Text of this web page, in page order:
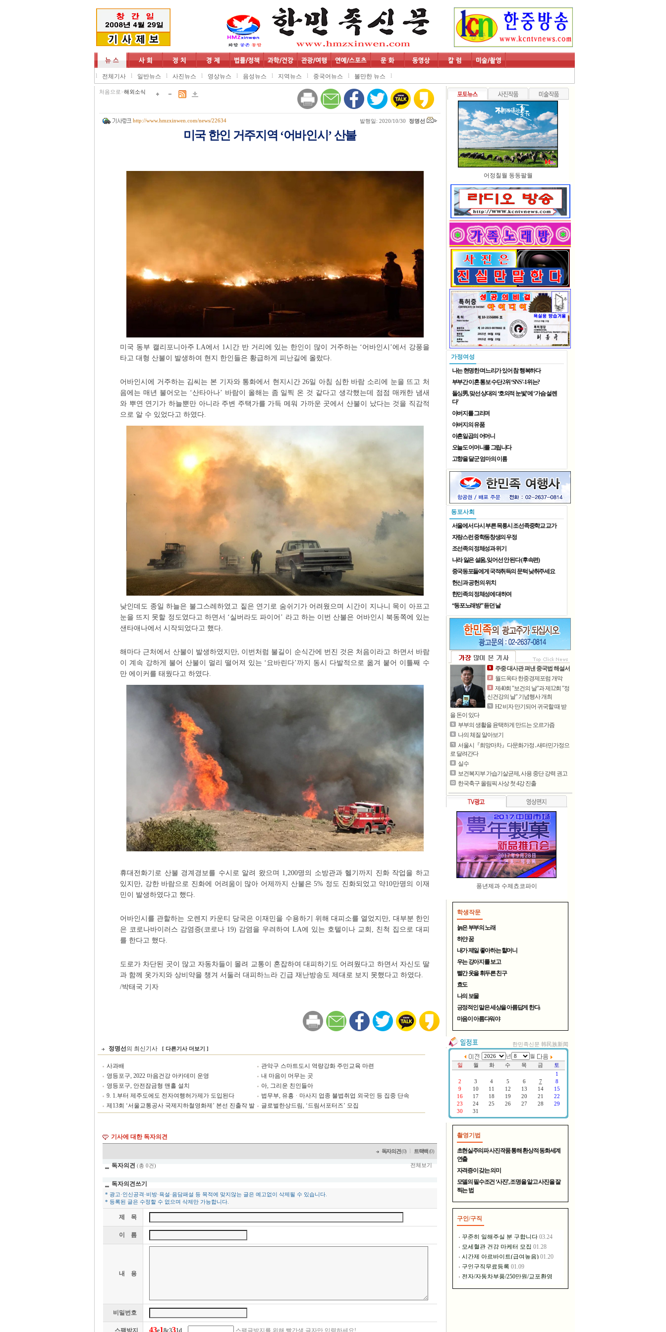
l 전체기사 l 일반뉴스 l 사진뉴스 l 영상뉴스 l 음성뉴스 l 지역뉴스 l 중국어뉴스 l 볼만한 뉴스 l
처음으로 >해외소식
http://www.hmzxinwen.com/news/22634 발행일: 2020/10/30 정명선
미국 한인 거주지역 ‘어바인시’ 산불
미국 동부 캘리포니아주 LA에서 1시간 반 거리에 있는 한인이 많이 거주하는 ‘어바인시’에서 강풍을
타고 대형 산불이 발생하여 현지 한인들은 황급하게 피난길에 올랐다.
어바인시에 거주하는 김씨는 본 기자와 통화에서 현지시간 26일 아침 심한 바람 소리에 눈을 뜨고 처
음에는 매년 불어오는 ‘산타아나’ 바람이 올해는 좀 일찍 온 것 같다고 생각했는데 점점 매캐한 냄새
와 뿌연 연기가 하늘뿐만 아니라 주변 주택가를 가득 메워 가까운 곳에서 산불이 났다는 것을 직감적
으로 알 수 있었다고 하였다.
낮인데도 종일 하늘은 불그스레하였고 짙은 연기로 숨쉬기가 어려웠으며 시간이 지나니 목이 아프고
눈을 뜨지 못할 정도였다고 하면서 ‘실버라도 파이어’ 라고 하는 이번 산불은 어바인시 북동쪽에 있는
샌타애나에서 시작되었다고 했다.
해마다 근처에서 산불이 발생하였지만, 이번처럼 불길이 순식간에 번진 것은 처음이라고 하면서 바람
이 계속 강하게 불어 산불이 멀리 떨어져 있는 ‘요바린다’까지 동시 다발적으로 옮겨 붙어 이틀째 수
만 에이커를 태웠다고 하였다.
휴대전화기로 산불 경계경보를 수시로 알려 왔으며 1,200명의 소방관과 헬기까지 진화 작업을 하고
있지만, 강한 바람으로 진화에 어려움이 많아 어제까지 산불은 5% 정도 진화되었고 약10만명의 이재
민이 발생하였다고 했다.
어바인시를 관할하는 오렌지 카운티 당국은 이재민을 수용하기 위해 대피소를 열었지만, 대부분 한인
은 코로나바이러스 감염증(코로나 19) 감염을 우려하여 LA에 있는 호텔이나 교회, 친척 집으로 대피
를 한다고 했다.
도로가 차단된 곳이 많고 자동차들이 몰려 교통이 혼잡하여 대피하기도 어려웠다고 하면서 자신도 딸
과 함께 옷가지와 상비약을 챙겨 서둘러 대피하느라 긴급 재난방송도 제대로 보지 못했다고 하였다.
/박태국 기자
정명선의 최신기사 [ 다른기사 더보기 ]
사과배
관악구 스마트도시 역량강화 주민교육 마련
영등포구, 2022 마음건강 아카데미 운영
내 마음이 머무는 곳
영등포구, 안전잠금형 맨홀 설치
아, 그리운 친인들아
9. 1.부터 제주도에도 전자여행허가제가 도입된다
법무부, 유흥ᆞ마사지 업종 불법취업 외국인 등 집중 단속
제13회 ‘서울교통공사 국제지하철영화제’ 본선 진출작 발
글로벌한상드림, ‘드림서포터즈’ 모집
기사에 대한 독자의견
독자의견(0) 트랙백(0)
독자의견 (총 0건) 전체보기
독자의견쓰기
* 광고·인신공격·비방·욕설·음담패설 등 목적에 맞지않는 글은 예고없이 삭제될 수 있습니다.
* 등록된 글은 수정할 수 없으며 삭제만 가능합니다.
제 목
이 름
내 용
비밀번호
스팸방지 43e18c331d 스팸글방지를 위해 빨간색 글자만 입력하세요!
입추
2026 재한중국동포 예술단체 ..
2026 재한중국동포 예술단체 ..
8월 가족 나들이
어정칠월 동동팔월
가정여성
나는 현명한 며느리가 있어 참 행복하다
부부간 이혼 통보 수단 2위 ‘SNS’-1위는?
돌싱男, 맞선 상대의 ‘호의적 눈빛’에 ‘가슴 설렌
다’
아버지를 그리며
아버지의 유품
아흔일곱의 어머니
오늘도 어머니를 그립니다
고향을 달군 엄마의 이름
동포사회
서울에서 다시 부른 목릉시 조선족중학교 교가
자랑스런 중학동창생의 우정
조선족의 정체성과 위기
나라 잃은 설움, 잊어선 안 된다 (후속편)
중국동포들에게 국적취득의 문턱 낮취주세요
헌신과 공헌의 위치
한민족의 정체성에 대하여
“동포노래방” 듣던 날
주중 대사관 펴낸 중국법 해설서
월드옥타 한중경제포럼 개막
제40회 "보건의 날"과 제12회 "정
신건강의 날" 기념행사 개최
H2 비자 만기되어 귀국할 때 받
을 돈이 있다
부부의 생활을 윤택하게 만드는 오르가즘
나의 체질 알아보기
서울시『희망마차』다문화가정․새터민가정으
로 달려간다
실수
보건복지부 가습기살균제, 사용 중단 강력 권고
한국축구 올림픽 사상 첫 4강 진출
여름철 무더위 식혀주는 시원..
연변TV, 중국CCTV방송 한국서..
400년 전통의 명주 - 대천원
장풍홀딩스는 이런 일을 하고..
풍년제과 수제쵸코파이
학생작문
늙은 부부의 노래
하얀 꿈
내가 제일 좋아하는 할머니
우는 강아지를 보고
빨간 옷을 휘두른 친구
효도
나의 보물
긍정적인 말은 세상을 아름답게 한다.
마음이 아름다워야
한민족신문 韩民族新闻
촬영기법
초현실주의파 사진작품 통해 환상적 동화세계
연출
자격증이 갖는 의미
모델의 필수조건 ‘사진’, 조명을 알고 사진을 잘
찍는 법
구인/구직